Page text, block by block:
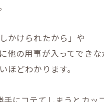
かけられたから」や
他の用事が入ってでき
ほどわかります。